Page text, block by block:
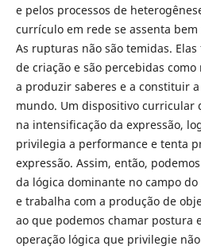
e pelos processos de
currículo em rede se assenta
As rupturas não são temidas.
de criação e são percebidas
a produzir saberes e a constituir
mundo. Um dispositivo curricular
na intensificação da expressão,
privilegia a performance e tenta
expressão. Assim, então,
da lógica dominante no campo
e trabalha com a produção de
ao que podemos chamar postura
operação lógica que privilegie